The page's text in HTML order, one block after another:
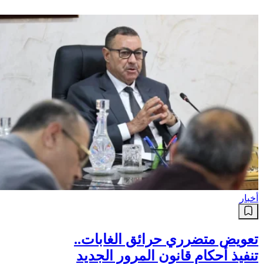
أخبار
تعويض متضرري حرائق الغابات..
تنفيذ أحكام قانون المرور الجديد